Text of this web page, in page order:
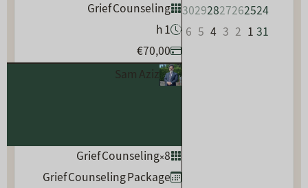
24
25
26
27
28
29
30
31
1
2
3
4
5
6
Grief Counseling
1 h
€70,00
Sam Aziz
Grief Counseling Package
8
×
Grief Counseling